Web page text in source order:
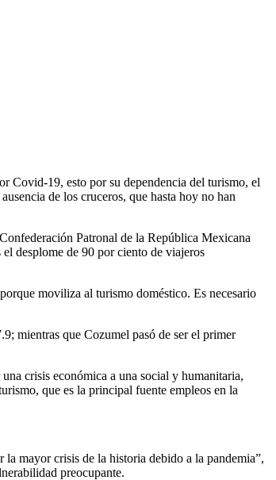
Covid-19, esto por su dependencia del turismo, el
de los cruceros, que hasta hoy no han
Patronal de la República Mexicana
desplome de 90 por ciento de viajeros
moviliza al turismo doméstico. Es necesario
mientras que Cozumel pasó de ser el primer
crisis económica a una social y humanitaria,
que es la principal fuente empleos en la
mayor crisis de la historia debido a la pandemia”,
preocupante.